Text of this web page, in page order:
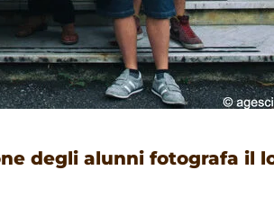
degli alunni fotografa il